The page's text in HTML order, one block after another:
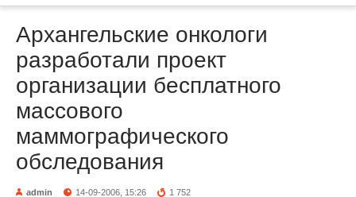
Архангельские онкологи
разработали проект
организации бесплатного
массового
маммографического
обследования
admin 14-09-2006, 15:26 1 752